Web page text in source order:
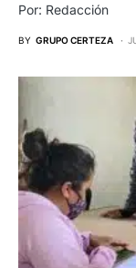
Por: Redacción
BY GRUPO CERTEZA